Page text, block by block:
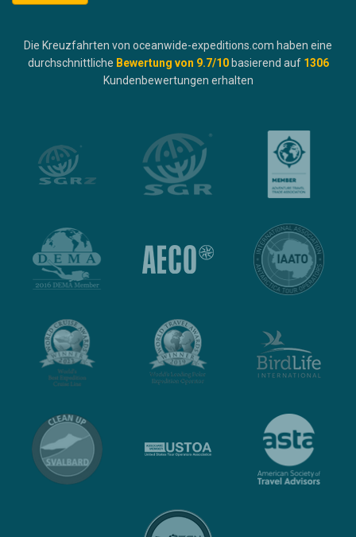
Die Kreuzfahrten von oceanwide-expeditions.com haben eine
durchschnittliche Bewertung von 9.7/10 basierend auf 1306
Kundenbewertungen erhalten